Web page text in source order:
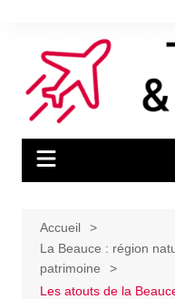
contenu
Accueil
La Beauce : région
patrimoine
Les atouts de la